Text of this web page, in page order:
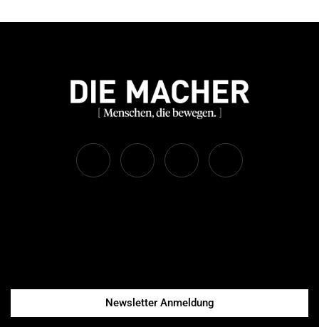
Newsletter Anmeldung